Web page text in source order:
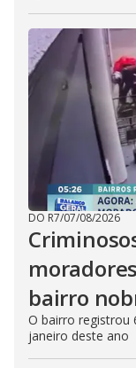
DO R7/07/08/2026
bairro
O bairro registrou
janeiro deste ano